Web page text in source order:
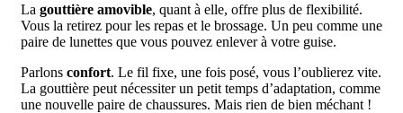
La gouttière amovible, quant à elle, offre plus de flexibilité.
Vous la retirez pour les repas et le brossage. Un peu comme une
paire de lunettes que vous pouvez enlever à votre guise.
Parlons confort. Le fil fixe, une fois posé, vous l’oublierez vite.
La gouttière peut nécessiter un petit temps d’adaptation, comme
une nouvelle paire de chaussures. Mais rien de bien méchant !